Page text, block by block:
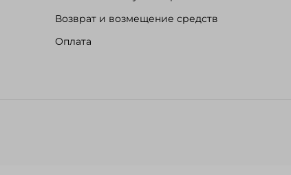
Возврат и возмещение средств
Оплата